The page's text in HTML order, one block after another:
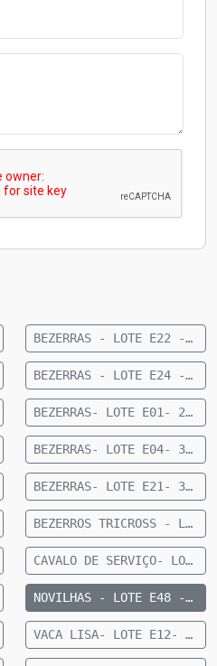
BEZERRAS - LOTE E22 - 53 FÊMEAS NELORE 10 A 12 MESES - 181 KG - 11 KM DE RIO NEGRO
BEZERRAS - LOTE E24 - 35 FÊMEAS CRUZADAS 10 A 12 MESES - 192 KG - 11 KM DE RIO NEGRO
BEZERRAS- LOTE E01- 29 FÊMEAS NELORE- 08 A 10 MESES- 210 KG- 40 KM DE CAMAPUÃ
BEZERRAS- LOTE E04- 31 FÊMEAS NELORE- 10 A 12 MESES- 236 KG- 63 KM DE CAMAPUÃ
BEZERRAS- LOTE E21- 31 FÊMEAS NELORES- 10 A 12 MESES- 180 KG- 73 KM DE CAMAPUÃ
BEZERROS TRICROSS - LOTE E70 - 20 MACHOS TRICROSS 10 A 12 MESES - 242 KG - 16 KM DE CAMAPUÃ
CAVALO DE SERVIÇO- LOTE E09-01 CAVALO DE SERVIÇO- 13 ANOS- 53 KM DE CAMAPUÃ
NOVILHAS - LOTE E48 - 30 FÊMEAS CRUZADAS 12 A 15 MESES - 231 KG - 60 KM DE CAMAPUÃ
VACA LISA- LOTE E12- 22 VACAS NELORE LISA- 36 MESES A CIMA- 449 KG- 65 KM DE CAMAPUÃ